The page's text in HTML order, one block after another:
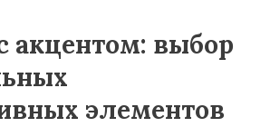
акцентом: выбор
элементов